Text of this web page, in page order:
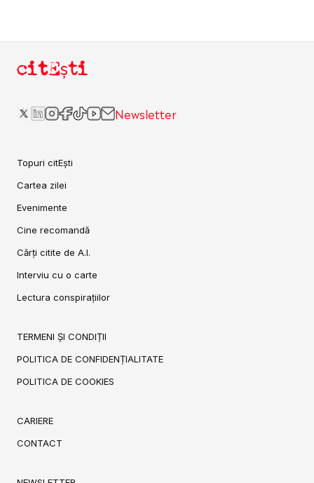
citEști
Newsletter
Topuri citEști
Cartea zilei
Evenimente
Cine recomandă
Cărți citite de A.I.
Interviu cu o carte
Lectura conspirațiilor
TERMENI ȘI CONDIȚII
POLITICA DE CONFIDENȚIALITATE
POLITICA DE COOKIES
CARIERE
CONTACT